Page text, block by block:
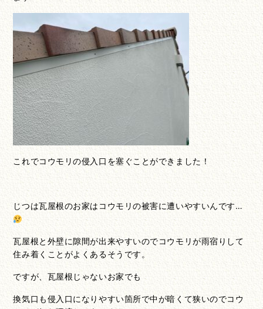
これでコウモリの侵入口を塞ぐことができました！
じつは瓦屋根のお家はコウモリの被害に遭いやすいんです…
瓦屋根と外壁に隙間が出来やすいのでコウモリが雨宿りして
住み着くことがよくあるそうです。
ですが、瓦屋根じゃないお家でも
換気口も侵入口になりやすい箇所で中が暗くて狭いのでコウ